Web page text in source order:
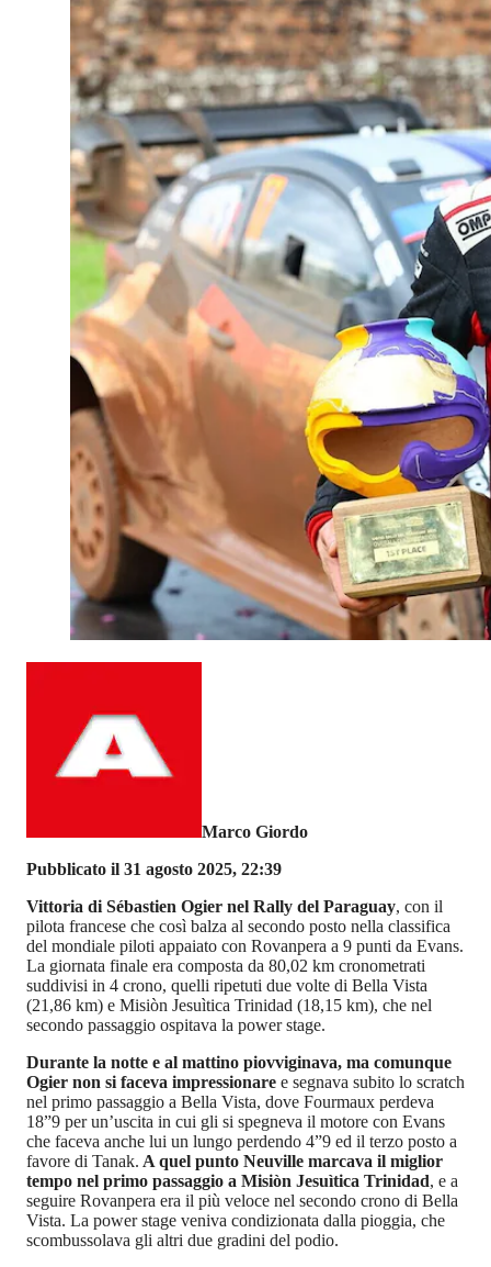
Marco Giordo
Pubblicato il 31 agosto 2025, 22:39
Vittoria di Sébastien Ogier nel Rally del Paraguay, con il
pilota francese che così balza al secondo posto nella classifica
del mondiale piloti appaiato con Rovanpera a 9 punti da Evans.
La giornata finale era composta da 80,02 km cronometrati
suddivisi in 4 crono, quelli ripetuti due volte di Bella Vista
(21,86 km) e Misiòn Jesuìtica Trinidad (18,15 km), che nel
secondo passaggio ospitava la power stage.
Durante la notte e al mattino piovviginava, ma comunque
Ogier non si faceva impressionare e segnava subito lo scratch
nel primo passaggio a Bella Vista, dove Fourmaux perdeva
18”9 per un’uscita in cui gli si spegneva il motore con Evans
che faceva anche lui un lungo perdendo 4”9 ed il terzo posto a
favore di Tanak. A quel punto Neuville marcava il miglior
tempo nel primo passaggio a Misiòn Jesuìtica Trinidad, e a
seguire Rovanpera era il più veloce nel secondo crono di Bella
Vista. La power stage veniva condizionata dalla pioggia, che
scombussolava gli altri due gradini del podio.